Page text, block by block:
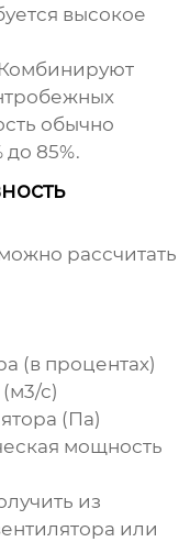
высокое
Комбинируют
обычно
до 85%.
рассчитать
(в процентах)
с)
(Па)
мощность
из
или